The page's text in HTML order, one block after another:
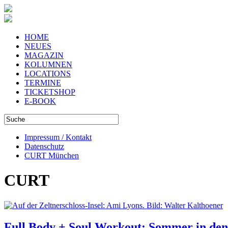
HOME
NEUES
MAGAZIN
KOLUMNEN
LOCATIONS
TERMINE
TICKETSHOP
E-BOOK
Impressum / Kontakt
Datenschutz
CURT München
CURT